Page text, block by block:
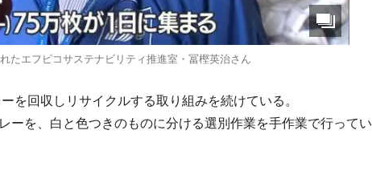
たエフピコサステナビリティ推進室・冨樫英治さん
を回収しリサイクルする取り組みを続けている。
ーを、白と色つきのものに分ける選別作業を手作業で行ってい